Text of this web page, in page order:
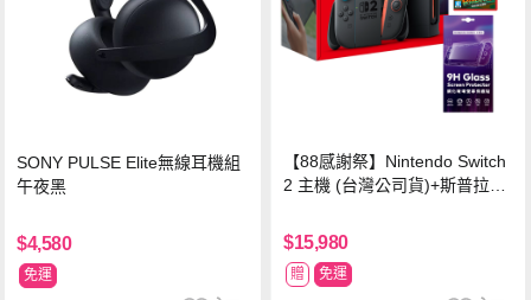
SONY PULSE Elite無線耳機組
午夜黑
$4,580
免運
【88感謝祭】Nintendo Switch
2 主機 (台灣公司貨)+斯普拉遁
$15,980
贈 免運